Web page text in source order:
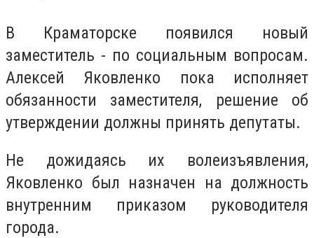
В Краматорске появился новый
заместитель - по социальным вопросам.
Алексей Яковленко пока исполняет
обязанности заместителя, решение об
утверждении должны принять депутаты.
Не дожидаясь их волеизъявления,
Яковленко был назначен на должность
внутренним приказом руководителя
города.